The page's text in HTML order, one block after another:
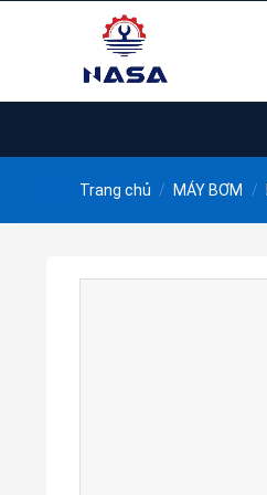
Trang chủ / MÁY BƠM /